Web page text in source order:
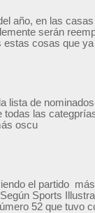
año, en las
serán
estas cosas que
lista de
todas las
oscu
el partido
Sports
52 que tuvo